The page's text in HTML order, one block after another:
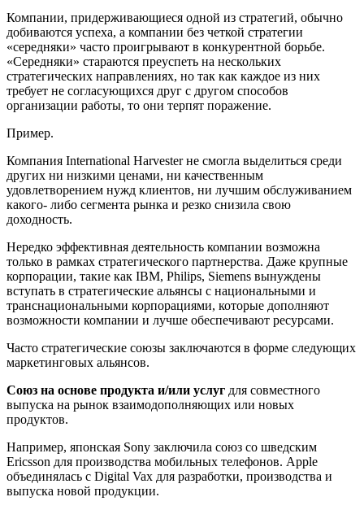
Компании, придерживающиеся одной из стратегий, обычно
добиваются успеха, а компании без четкой стратегии
«середняки» часто проигрывают в конкурентной борьбе.
«Середняки» стараются преуспеть на нескольких
стратегических направлениях, но так как каждое из них
требует не согласующихся друг с другом способов
организации работы, то они терпят поражение.
Пример.
Компания International Harvester не смогла выделиться среди
других ни низкими ценами, ни качественным
удовлетворением нужд клиентов, ни лучшим обслуживанием
какого- либо сегмента рынка и резко снизила свою
доходность.
Нередко эффективная деятельность компании возможна
только в рамках стратегического партнерства. Даже крупные
корпорации, такие как IBM, Philips, Siemens вынуждены
вступать в стратегические альянсы с национальными и
транснациональными корпорациями, которые дополняют
возможности компании и лучше обеспечивают ресурсами.
Часто стратегические союзы заключаются в форме следующих
маркетинговых альянсов.
Союз на основе продукта и/или услуг для совместного
выпуска на рынок взаимодополняющих или новых
продуктов.
Например, японская Sony заключила союз со шведским
Ericsson для производства мобильных телефонов. Apple
объединялась с Digital Vax для разработки, производства и
выпуска новой продукции.